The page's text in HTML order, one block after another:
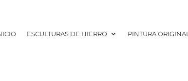
ESCULTURAS DE HIERRO PINTURA ORIGINAL